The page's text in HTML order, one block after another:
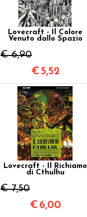
Lovecraft - Il Colore
Venuto dallo Spazio
€ 6,90
€ 5,52
Lovecraft - Il Richiamo
di Cthulhu
€ 7,50
€ 6,00